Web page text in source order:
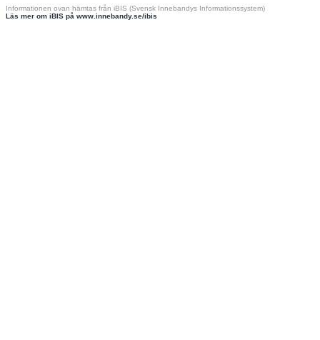
Informationen ovan hämtas från iBIS (Svensk Innebandys Informationssystem)
Läs mer om iBIS på www.innebandy.se/ibis